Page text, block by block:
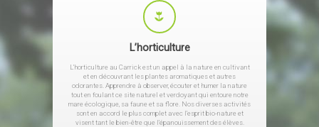
L’horticulture
L’horticulture au Carrick est un appel à la nature en cultivant
et en découvrant les plantes aromatiques et autres
odorantes. Apprendre à observer, écouter et humer la nature
tout en foulant ce site naturel et verdoyant qui entoure notre
mare écologique, sa faune et sa flore. Nos diverses activités
sont en accord le plus complet avec l’esprit bio-nature et
visent tant le bien-être que l’épanouissement des élèves.